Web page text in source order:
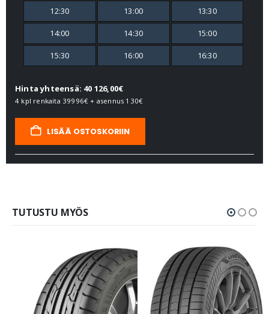
12:30 13:00 13:30
14:00 14:30 15:00
15:30 16:00 16:30
Hinta yhteensä: 40 126,00€
4 kpl renkaita 39996€ + asennus 130€
LISÄÄ OSTOSKORIIN
TUTUSTU MYÖS